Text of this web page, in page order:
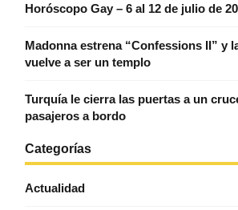
Horóscopo Gay – 6 al 12 de julio de
Madonna estrena “Confessions II” y
vuelve a ser un templo
Turquía le cierra las puertas a un
pasajeros a bordo
Categorías
Actualidad